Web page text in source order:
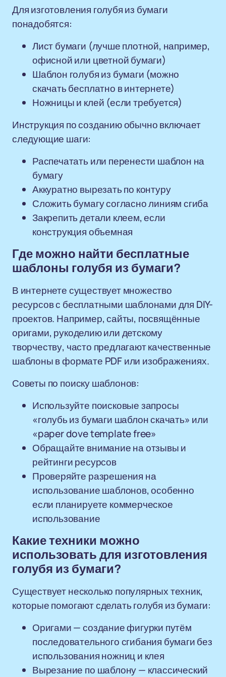
Для изготовления голубя из бумаги
понадобятся:
Лист бумаги (лучше плотной, например,
офисной или цветной бумаги)
Шаблон голубя из бумаги (можно
скачать бесплатно в интернете)
Ножницы и клей (если требуется)
Инструкция по созданию обычно включает
следующие шаги:
Распечатать или перенести шаблон на
бумагу
Аккуратно вырезать по контуру
Сложить бумагу согласно линиям сгиба
Закрепить детали клеем, если
конструкция объемная
Где можно найти бесплатные
шаблоны голубя из бумаги?
В интернете существует множество
ресурсов с бесплатными шаблонами для DIY-
проектов. Например, сайты, посвящённые
оригами, рукоделию или детскому
творчеству, часто предлагают качественные
шаблоны в формате PDF или изображениях.
Советы по поиску шаблонов:
Используйте поисковые запросы
«голубь из бумаги шаблон скачать» или
«paper dove template free»
Обращайте внимание на отзывы и
рейтинги ресурсов
Проверяйте разрешения на
использование шаблонов, особенно
если планируете коммерческое
использование
Какие техники можно
использовать для изготовления
голубя из бумаги?
Существует несколько популярных техник,
которые помогают сделать голубя из бумаги:
Оригами — создание фигурки путём
последовательного сгибания бумаги без
использования ножниц и клея
Вырезание по шаблону — классический